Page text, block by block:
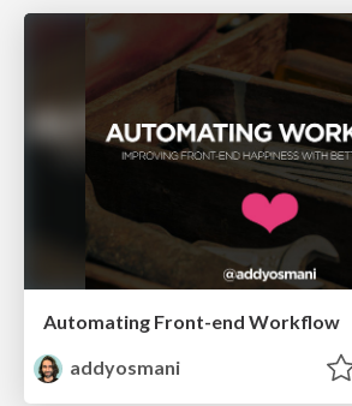
Automating Front-end Workflow
addyosmani